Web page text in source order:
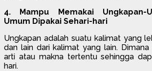
4. Mampu Memakai Ungkapan-
Umum Dipakai Sehari-hari
Ungkapan adalah suatu kalimat yang
dan lain dari kalimat yang lain.
arti atau makna tertentu sehingga
hari.